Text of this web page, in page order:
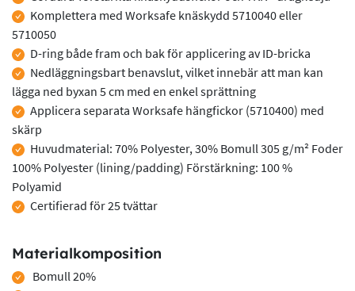
Komplettera med Worksafe knäskydd 5710040 eller
5710050
D-ring både fram och bak för applicering av ID-bricka
Nedläggningsbart benavslut, vilket innebär att man kan
lägga ned byxan 5 cm med en enkel sprättning
Applicera separata Worksafe hängfickor (5710400) med
skärp
Huvudmaterial: 70% Polyester, 30% Bomull 305 g/m² Foder
100% Polyester (lining/padding) Förstärkning: 100 %
Polyamid
Certifierad för 25 tvättar
Materialkomposition
Bomull 20%